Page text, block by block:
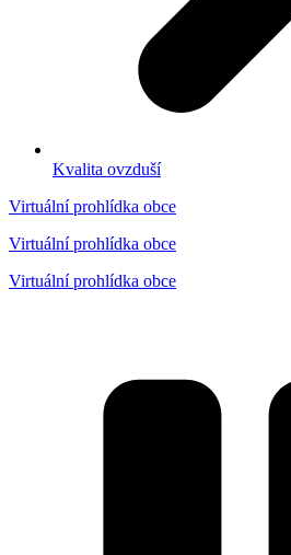
Kvalita ovzduší
Virtuální prohlídka obce
Virtuální prohlídka obce
Virtuální prohlídka obce